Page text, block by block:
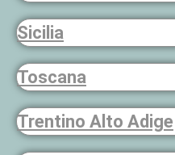
Sicilia
Toscana
Trentino Alto Adige